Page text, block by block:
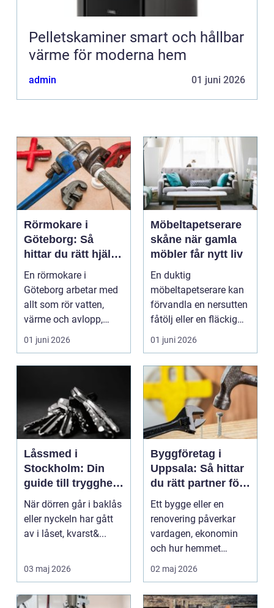
Pelletskaminer smart och hållbar
värme för moderna hem
admin 01 juni 2026
Rörmokare i
Göteborg: Så
hittar du rätt hjälp
för vatten, värme
och avlopp
En rörmokare i
Göteborg arbetar med
allt som rör vatten,
värme och avlopp,
b&ari...
01 juni 2026
Möbeltapetserare
skåne när gamla
möbler får nytt liv
En duktig
möbeltapetserare kan
förvandla en nersutten
fåtölj eller en fläckig
soffa till en favoritm...
01 juni 2026
Låssmed i
Stockholm: Din
guide till trygghet
och säkerhet
När dörren går i baklås
eller nyckeln har gått
av i låset, kvarst&...
03 maj 2026
Byggföretag i
Uppsala: Så hittar
du rätt partner för
ditt projekt
Ett bygge eller en
renovering påverkar
vardagen, ekonomin
och hur hemmet
fungerar under l&arin...
02 maj 2026